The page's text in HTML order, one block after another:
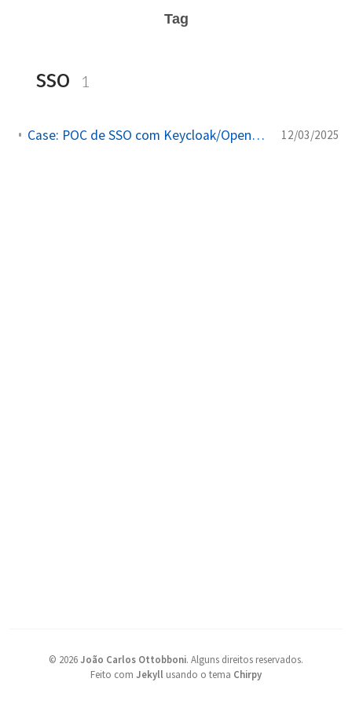
Tag
sso 1
Case: POC de SSO com Keycloak/OpenID Connect para debug rápido 12/03/2025
© 2026João Carlos Ottobboni. Alguns direitos reservados.
Feito com Jekyll usando o tema Chirpy